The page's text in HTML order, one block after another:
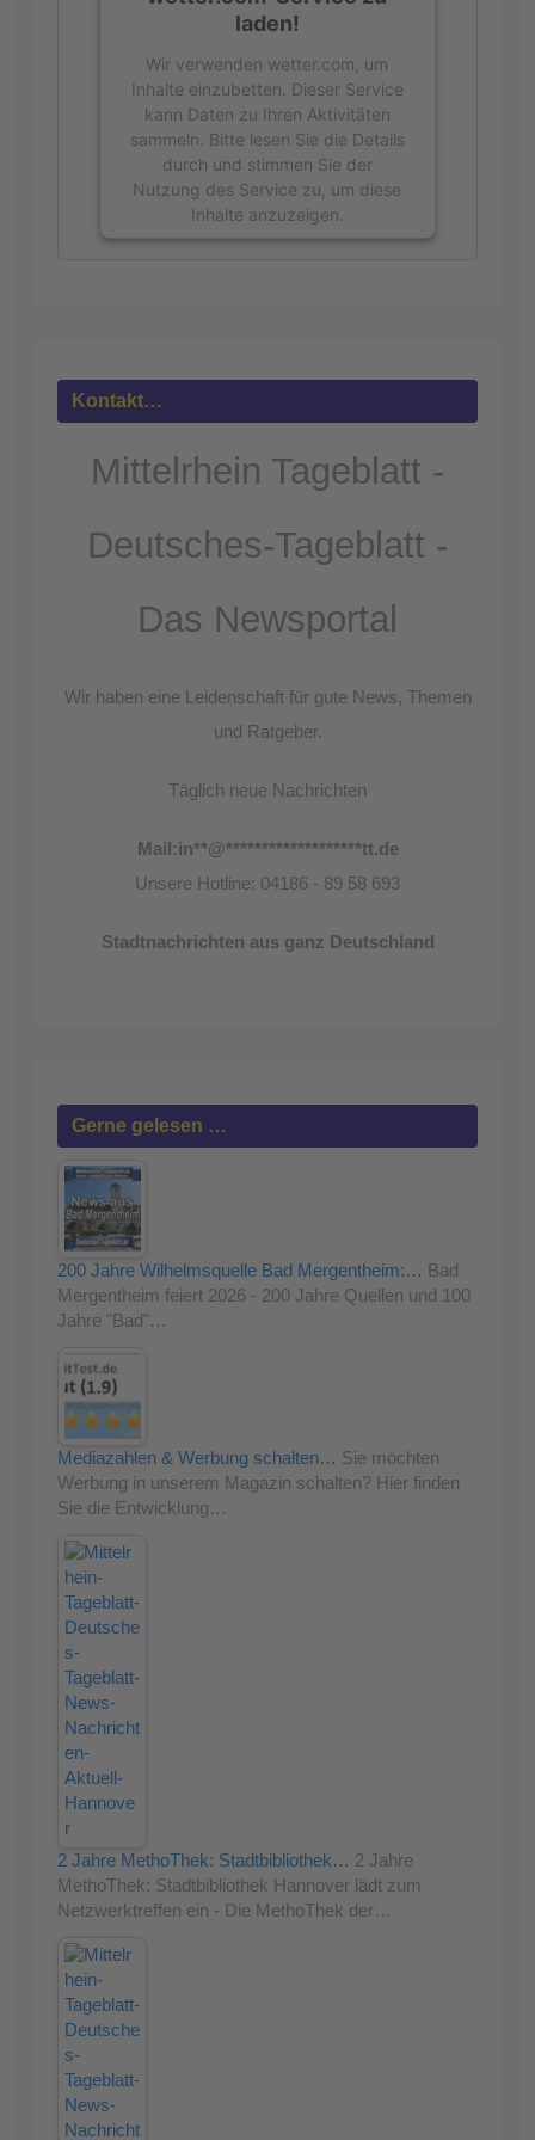
laden!
Wir verwenden wetter.com, um
Inhalte einzubetten. Dieser Service
kann Daten zu Ihren Aktivitäten
sammeln. Bitte lesen Sie die Details
durch und stimmen Sie der
Nutzung des Service zu, um diese
Inhalte anzuzeigen.
powered byUsercentrics Consent
Management Platform
Kontakt…
Mittelrhein Tageblatt -
Deutsches-Tageblatt -
Das Newsportal
Wir haben eine Leidenschaft für gute News, Themen
und Ratgeber.
Täglich neue Nachrichten
Mail:in**@*******************tt.de
Unsere Hotline: 04186 - 89 58 693
Stadtnachrichten aus ganz Deutschland
Gerne gelesen …
200 Jahre Wilhelmsquelle Bad Mergentheim:… Bad
Mergentheim feiert 2026 - 200 Jahre Quellen und 100
Jahre "Bad"…
Mediazahlen & Werbung schalten… Sie möchten
Werbung in unserem Magazin schalten? Hier finden
Sie die Entwicklung…
2 Jahre MethoThek: Stadtbibliothek… 2 Jahre
MethoThek: Stadtbibliothek Hannover lädt zum
Netzwerktreffen ein - Die MethoThek der…